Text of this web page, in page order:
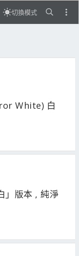
切換模式
White) 白
」版本 , 純淨